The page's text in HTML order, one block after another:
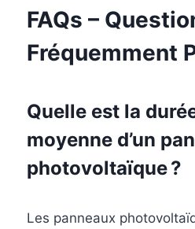
FAQs –
Fréquemment
Quelle est la
moyenne d’un
photovoltaïque ?
Les panneaux